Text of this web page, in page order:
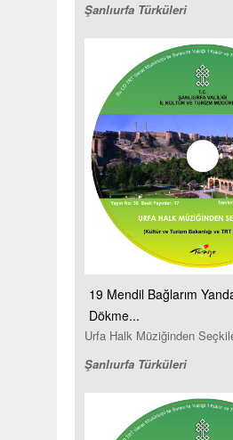
Şanlıurfa Türküleri
19 Mendil Bağlarım
Dökme...
Urfa Halk Müziğinden
Şanlıurfa Türküleri